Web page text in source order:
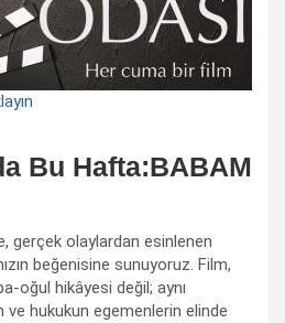
Bu Hafta:BABAM
gerçek olaylardan esinlenen
beğenisine sunuyoruz. Film,
oğul hikâyesi değil; aynı
ve hukukun egemenlerin elinde